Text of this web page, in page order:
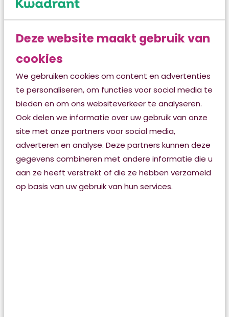
Deze website maakt gebruik van
cookies
We gebruiken cookies om content en advertenties
te personaliseren, om functies voor social media te
bieden en om ons websiteverkeer te analyseren.
Ook delen we informatie over uw gebruik van onze
site met onze partners voor social media,
adverteren en analyse. Deze partners kunnen deze
gegevens combineren met andere informatie die u
aan ze heeft verstrekt of die ze hebben verzameld
op basis van uw gebruik van hun services.
Wanneer kom ik in
aanmerking voor
ondersteuning?
Wat is de werkwijze van
ondersteuning thuis?
Hoe vraag ik
huishoudelijke hulp,
begeleiding of